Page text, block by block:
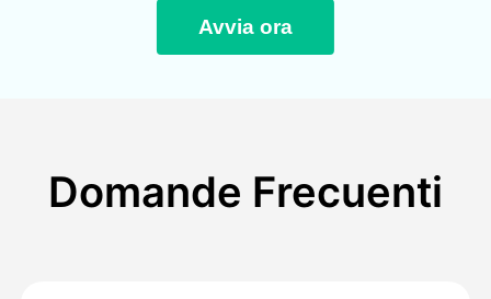
Avvia ora
Domande Frecuenti